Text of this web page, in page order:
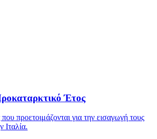
Έτος
που προετοιμάζονται για την εισαγωγή τους
Ιταλία.